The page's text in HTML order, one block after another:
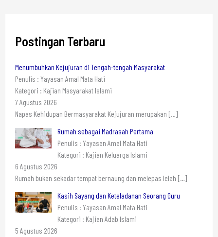
Postingan Terbaru
Menumbuhkan Kejujuran di Tengah-tengah Masyarakat
Penulis : Yayasan Amal Mata Hati
Kategori : Kajian Masyarakat Islami
7 Agustus 2026
Napas Kehidupan Bermasyarakat Kejujuran merupakan […]
Rumah sebagai Madrasah Pertama
Penulis : Yayasan Amal Mata Hati
Kategori : Kajian Keluarga Islami
6 Agustus 2026
Rumah bukan sekadar tempat bernaung dan melepas lelah […]
Kasih Sayang dan Keteladanan Seorang Guru
Penulis : Yayasan Amal Mata Hati
Kategori : Kajian Adab Islami
5 Agustus 2026